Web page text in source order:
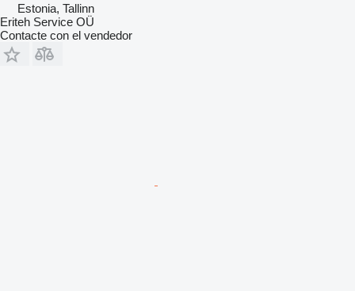
Estonia, Tallinn
Eriteh Service OÜ
Contacte con el vendedor